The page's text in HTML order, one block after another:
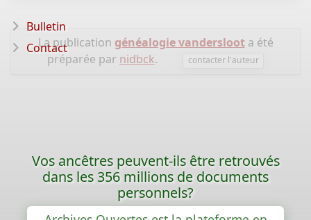
La publication généalogie vandersloota été
préparée par nidbck. contacter l'auteur
Bulletin
Contact
Vos ancêtres peuvent-ils être retrouvés
dans les 356 millions de documents
personnels?